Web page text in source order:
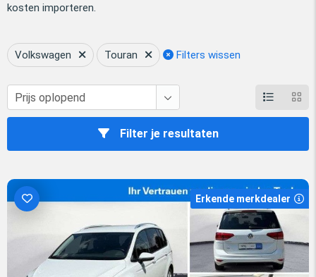
kosten importeren.
Volkswagen Touran Filters wissen
Filter je resultaten
Erkende merkdealer